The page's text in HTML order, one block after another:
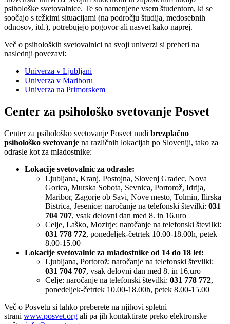
psihološke svetovalnice. Te so namenjene vsem študentom, ki se
soočajo s težkimi situacijami (na področju študija, medosebnih
odnosov, itd.), potrebujejo pogovor ali nasvet kako naprej.
Več o psiholoških svetovalnici na svoji univerzi si preberi na
naslednji povezavi:
Univerza v Ljubljani
Univerza v Mariboru
Univerza na Primorskem
Center za psihološko svetovanje Posvet
Center za psihološko svetovanje Posvet nudi brezplačno
psihološko svetovanje na različnih lokacijah po Sloveniji, tako za
odrasle kot za mladostnike:
Lokacije svetovalnic za odrasle:
Ljubljana, Kranj, Postojna, Slovenj Gradec, Nova
Gorica, Murska Sobota, Sevnica, Portorož, Idrija,
Maribor, Zagorje ob Savi, Nove mesto, Tolmin, Ilirska
Bistrica, Jesenice: naročanje na telefonski številki: 031
704 707, vsak delovni dan med 8. in 16.uro
Celje, Laško, Mozirje: naročanje na telefonski številki:
031 778 772, ponedeljek-četrtek 10.00-18.00h, petek
8.00-15.00
Lokacije svetovalnic za mladostnike od 14 do 18 let:
Ljubljana, Portorož: naročanje na telefonski številki:
031 704 707, vsak delovni dan med 8. in 16.uro
Celje: naročanje na telefonski številki: 031 778 772,
ponedeljek-četrtek 10.00-18.00h, petek 8.00-15.00
Več o Posvetu si lahko preberete na njihovi spletni
strani www.posvet.org ali pa jih kontaktirate preko elektronske